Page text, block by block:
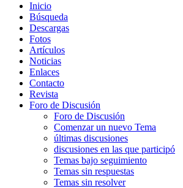
Inicio
Búsqueda
Descargas
Fotos
Artículos
Noticias
Enlaces
Contacto
Revista
Foro de Discusión
Foro de Discusión
Comenzar un nuevo Tema
últimas discusiones
discusiones en las que participó
Temas bajo seguimiento
Temas sin respuestas
Temas sin resolver